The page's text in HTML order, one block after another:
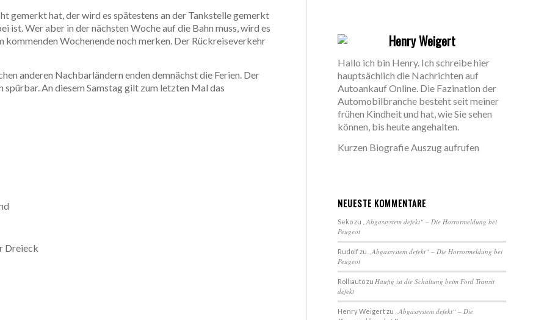
gemerkt hat, der wird es spätestens an der Tankstelle gemerkt
ist. Wer aber in der nächsten Woche auf die Bahn muss, wird es
Wochenende noch merken. Der Rückreiseverkehr
anderen Nachbarländern enden demnächst die Ferien. Der
An diesem Samstag gilt zum letzten Mal das
Dreieck
Henry Weigert
Hallo ich bin Henry. Ich schreibe hier
hauptsächlich die Nachrichten auf
Autoankauf Online. Die Fazination der
Automobilbranche besteht seit meiner
frühen Kindheit und hat, wie Sie sehen
können, bis heute angehalten.
Kurzen Biografie Auszug aufrufen
NEUESTE KOMMENTARE
Sekozu
„Abgassystem defekt“ – Die Horrormeldung bei
Peugeot
Rudolfzu
„Abgassystem defekt“ – Die Horrormeldung bei
Peugeot
Rolliautozu Häufig ist die Schaltung beim Ford Transit
defekt
Henry Weigertzu
„Abgassystem defekt“ – Die